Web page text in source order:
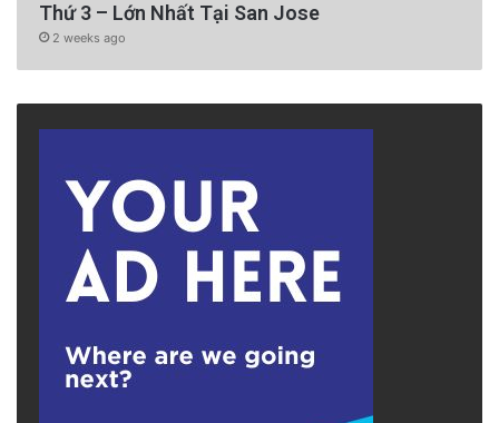
Thứ 3 – Lớn Nhất Tại San Jose
2 weeks ago